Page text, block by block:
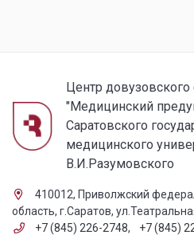
Центр довузовского
"Медицинский
Саратовского
медицинского
В.И.Разумовского
410012, Приволжский
область, г.Саратов,
+7 (845) 226-2748,
+7 (845)